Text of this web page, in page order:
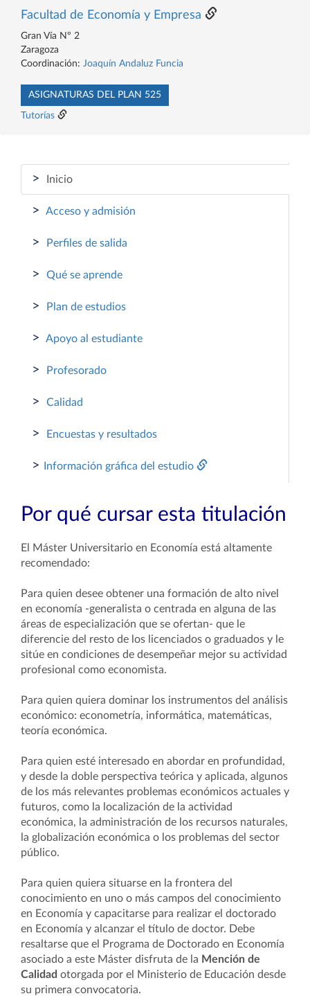
Facultad de Economía y Empresa
Gran Vía Nº 2
Zaragoza
Coordinación: Joaquín Andaluz Funcia
ASIGNATURAS DEL PLAN 525
Tutorías
> Inicio
> Acceso y admisión
> Perfiles de salida
> Qué se aprende
> Plan de estudios
> Apoyo al estudiante
> Profesorado
> Calidad
> Encuestas y resultados
> Información gráfica del estudio
Por qué cursar esta titulación
El Máster Universitario en Economía está altamente
recomendado:
Para quien desee obtener una formación de alto nivel
en economía -generalista o centrada en alguna de las
áreas de especialización que se ofertan- que le
diferencie del resto de los licenciados o graduados y le
sitúe en condiciones de desempeñar mejor su actividad
profesional como economista.
Para quien quiera dominar los instrumentos del análisis
económico: econometría, informática, matemáticas,
teoría económica.
Para quien esté interesado en abordar en profundidad,
y desde la doble perspectiva teórica y aplicada, algunos
de los más relevantes problemas económicos actuales y
futuros, como la localización de la actividad
económica, la administración de los recursos naturales,
la globalización económica o los problemas del sector
público.
Para quien quiera situarse en la frontera del
conocimiento en uno o más campos del conocimiento
en Economía y capacitarse para realizar el doctorado
en Economía y alcanzar el título de doctor. Debe
resaltarse que el Programa de Doctorado en Economía
asociado a este Máster disfruta de la Mención de
Calidad otorgada por el Ministerio de Educación desde
su primera convocatoria.